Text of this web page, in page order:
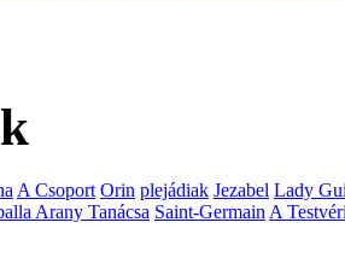
A Csoport Orin plejádiak Jezabel Lady
Arany Tanácsa Saint-GermainA